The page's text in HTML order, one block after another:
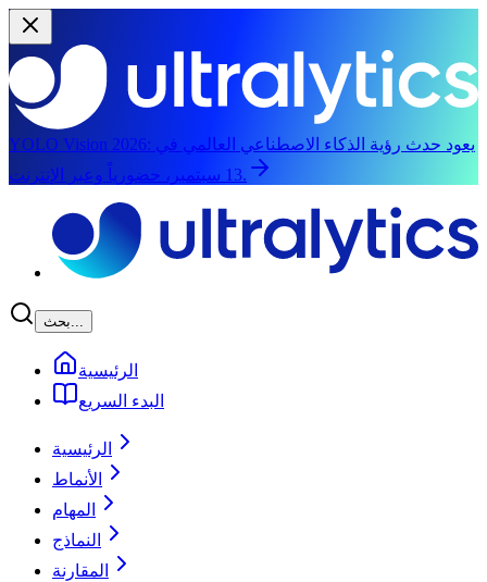
YOLO Vision 2026: يعود حدث رؤية الذكاء الاصطناعي العالمي في
13 سبتمبر، حضورياً وعبر الإنترنت.
بحث...
الرئيسية
البدء السريع
الرئيسية
الأنماط
المهام
النماذج
المقارنة